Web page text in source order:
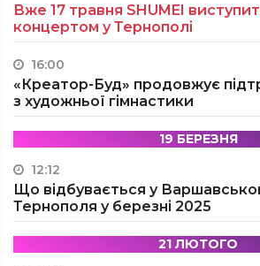
Вже 17 травня SHUMEI
концертом у Тернополі
16:00
«Креатор-Буд» продовжує
з художньої гімнастики
19 БЕРЕЗНЯ
12:12
Що відбувається у
Тернополя у березні 2025
21 ЛЮТОГО